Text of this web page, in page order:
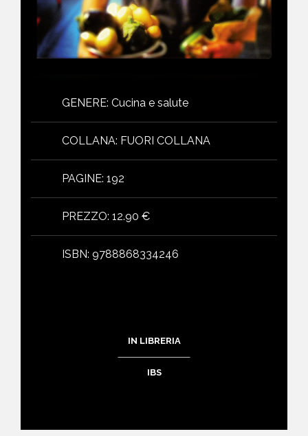
GENERE: Cucina e salute
COLLANA: FUORI COLLANA
PAGINE: 192
PREZZO: 12.90 €
ISBN: 9788868334246
IN LIBRERIA
IBS